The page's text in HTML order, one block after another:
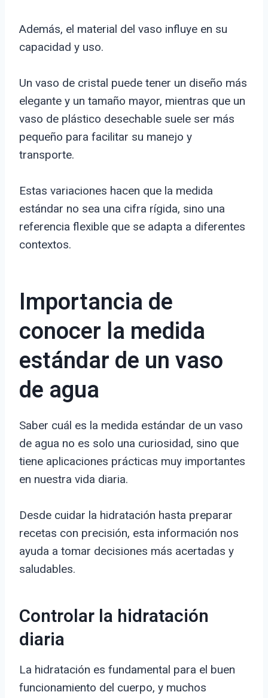
Además, el material del vaso influye en su
capacidad y uso.
Un vaso de cristal puede tener un diseño más
elegante y un tamaño mayor, mientras que un
vaso de plástico desechable suele ser más
pequeño para facilitar su manejo y
transporte.
Estas variaciones hacen que la medida
estándar no sea una cifra rígida, sino una
referencia flexible que se adapta a diferentes
contextos.
Importancia de
conocer la medida
estándar de un vaso
de agua
Saber cuál es la medida estándar de un vaso
de agua no es solo una curiosidad, sino que
tiene aplicaciones prácticas muy importantes
en nuestra vida diaria.
Desde cuidar la hidratación hasta preparar
recetas con precisión, esta información nos
ayuda a tomar decisiones más acertadas y
saludables.
Controlar la hidratación
diaria
La hidratación es fundamental para el buen
funcionamiento del cuerpo, y muchos